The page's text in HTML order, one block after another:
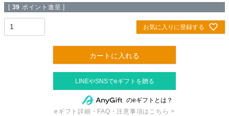
[ 39 ポイント進呈 ]
お気に入りに登録する
カートに入れる
のeギフトとは？
eギフト詳細・FAQ・注意事項はこちら >